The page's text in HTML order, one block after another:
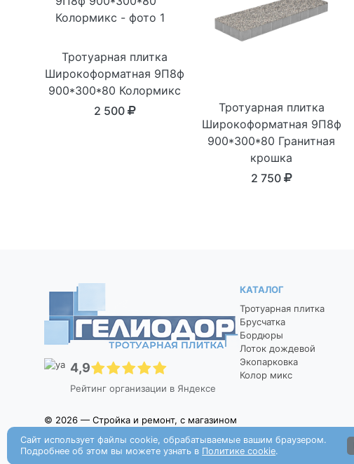
Тротуарная плитка
Широкоформатная 9П8ф
900*300*80 Колормикс
2 500
Тротуарная плитка
Широкоформатная 9П8ф
900*300*80 Гранитная
крошка
2 750
4,9
Рейтинг организации в Яндексе
© 2026 — Стройка и ремонт, с магазином
КАТАЛОГ
Тротуарная плитка
Брусчатка
Бордюры
Лоток дождевой
Экопарковка
Колор микс
Сайт использует файлы cookie, обрабатываемые вашим браузером.
Подробнее об этом вы можете узнать в Политике cookie.